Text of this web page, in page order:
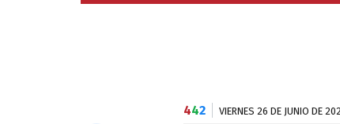
442 VIERNES 26 DE JUNIO DE